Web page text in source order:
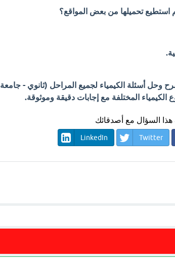
استطيع تحميلها من بعض المواقع؟
أسئلة الكيمياء لجميع المراحل (ثانوي -
المختلفة مع إجابات دقيقة وموثوقة.
السؤال مع أصدقائك
Twitter
LinkedIn